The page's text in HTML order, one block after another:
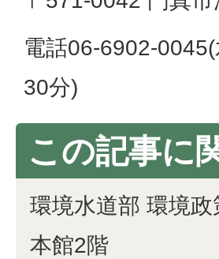
電話06-6902-
30分)
この記事に
環境水道部 環境
本館2階